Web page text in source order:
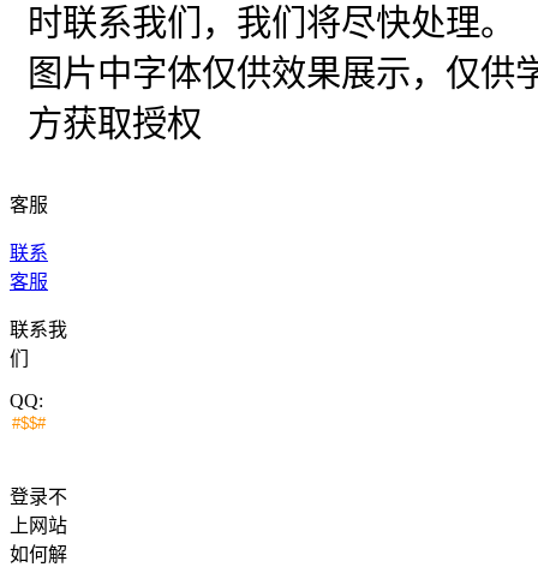
时联系我们，我们将尽快处理。
图片中字体仅供效果展示，仅供
方获取授权
客服
联系
客服
联系我
们
QQ:
登录不
上网站
如何解